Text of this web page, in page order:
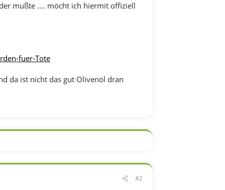
mußte .... möcht ich hiermit offiziell
fuer-Tote
da ist nicht das gut Olivenöl dran
#2